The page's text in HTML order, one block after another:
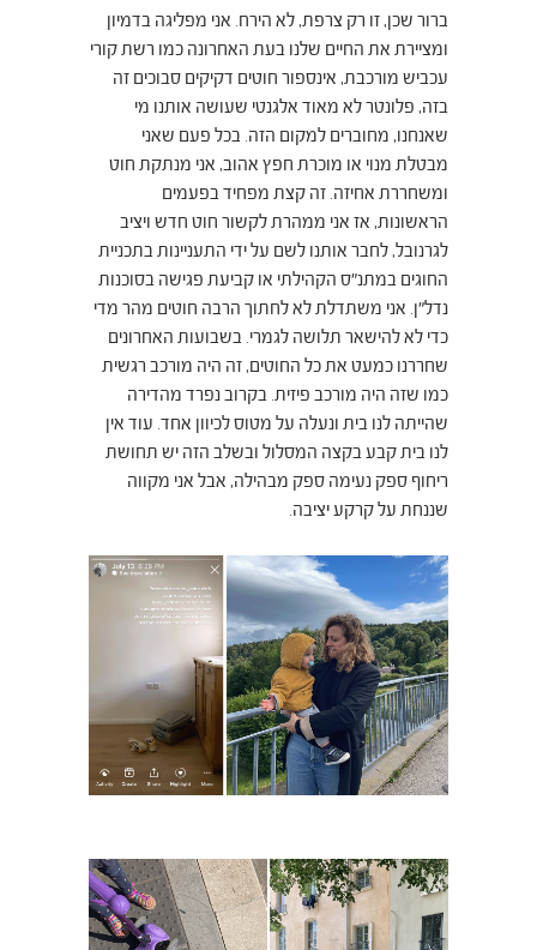
ברור שכן, זו רק צרפת, לא הירח. אני מפליגה בדמיון
ומציירת את החיים שלנו בעת האחרונה כמו רשת קורי
עכביש מורכבת, אינספור חוטים דקיקים סבוכים זה
בזה, פלונטר לא מאוד אלגנטי שעושה אותנו מי
שאנחנו, מחוברים למקום הזה. בכל פעם שאני
מבטלת מנוי או מוכרת חפץ אהוב, אני מנתקת חוט
ומשחררת אחיזה. זה קצת מפחיד בפעמים
הראשונות, אז אני ממהרת לקשור חוט חדש ויציב
לגרנובל, לחבר אותנו לשם על ידי התעניינות בתכניית
החוגים במתנ״ס הקהילתי או קביעת פגישה בסוכנות
נדל״ן. אני משתדלת לא לחתוך הרבה חוטים מהר מדי
כדי לא להישאר תלושה לגמרי. בשבועות האחרונים
שחררנו כמעט את כל החוטים, זה היה מורכב רגשית
כמו שזה היה מורכב פיזית. בקרוב נפרד מהדירה
שהייתה לנו בית ונעלה על מטוס לכיוון אחד. עוד אין
לנו בית קבע בקצה המסלול ובשלב הזה יש תחושת
ריחוף ספק נעימה ספק מבהילה, אבל אני מקווה
שננחת על קרקע יציבה.